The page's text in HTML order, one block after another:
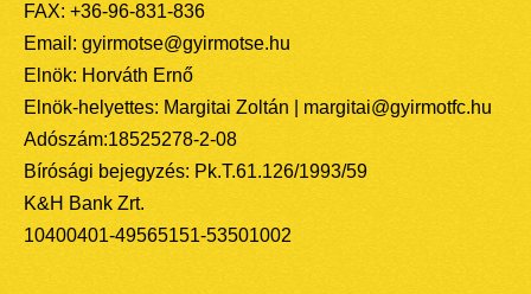
FAX: +36-96-831-836
Email: gyirmotse@gyirmotse.hu
Elnök: Horváth Ernő
Elnök-helyettes: Margitai Zoltán | margitai@gyirmotfc.hu
Adószám:18525278-2-08
Bírósági bejegyzés: Pk.T.61.126/1993/59
K&H Bank Zrt.
10400401-49565151-53501002